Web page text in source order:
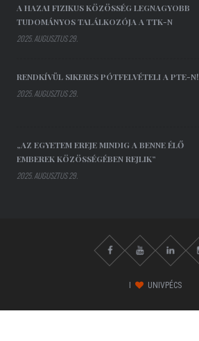
A HAZAI FIZIKUS KÖZÖSSÉG LEGNAGYOBB
TUDOMÁNYOS TALÁLKOZÓJA A TTK-N
2025. AUGUSZTUS 29.
RENDKÍVÜL SIKERES PÓTFELVÉTELI A PTE-N!
2025. AUGUSZTUS 29.
„AZ EGYETEM EREJE MINDIG A BENNE ÉLŐ
EMBEREK KÖZÖSSÉGÉBEN REJLIK”
2025. AUGUSZTUS 29.
I UNIVPÉCS